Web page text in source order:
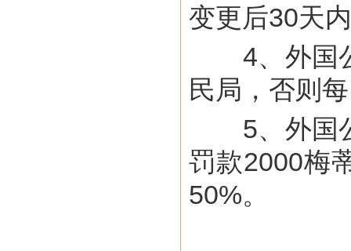
变更后30天
4、外国公
民局，否则
5、外国公
罚款2000梅
50%。